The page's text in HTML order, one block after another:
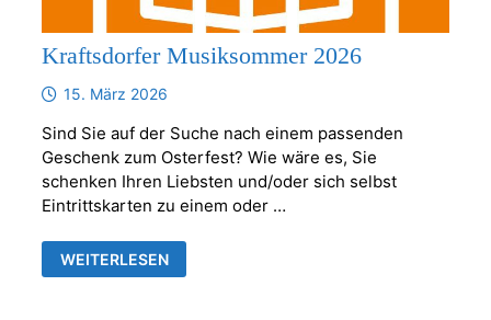
Kraftsdorfer Musiksommer 2026
15. März 2026
Sind Sie auf der Suche nach einem passenden
Geschenk zum Osterfest? Wie wäre es, Sie
schenken Ihren Liebsten und/oder sich selbst
Eintrittskarten zu einem oder …
KRAFTSDORFER
MUSIKSOMMER
WEITERLESEN